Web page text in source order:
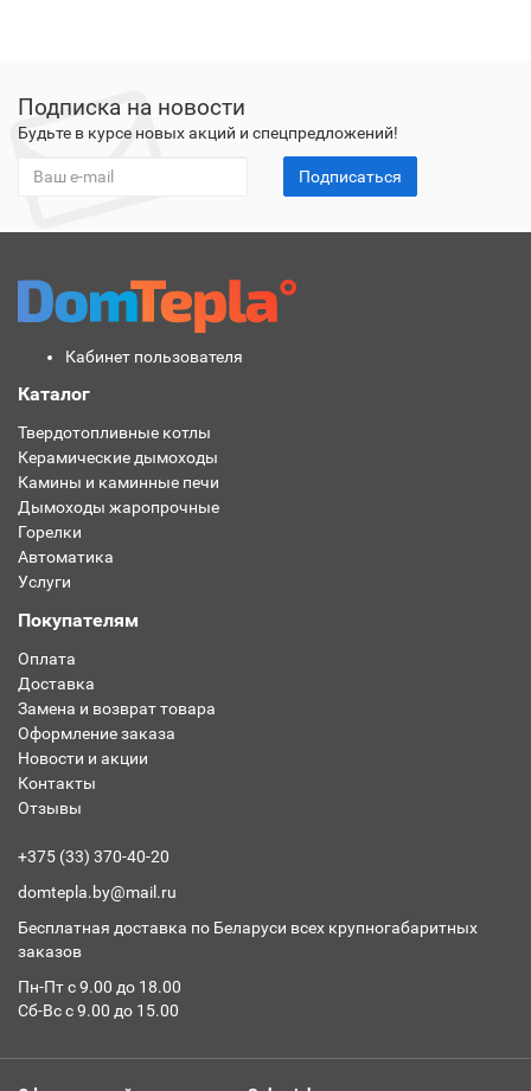
Подписка на новости
Будьте в курсе новых акций и спецпредложений!
Подписаться
Кабинет пользователя
Каталог
Твердотопливные котлы
Керамические дымоходы
Камины и каминные печи
Дымоходы жаропрочные
Горелки
Автоматика
Услуги
Покупателям
Оплата
Доставка
Замена и возврат товара
Оформление заказа
Новости и акции
Контакты
Отзывы
+375 (33) 370-40-20
domtepla.by@mail.ru
Бесплатная доставка по Беларуси всех крупногабаритных
заказов
Пн-Пт с 9.00 до 18.00
Сб-Вс с 9.00 до 15.00